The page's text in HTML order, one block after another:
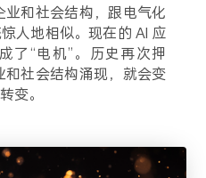
和社会结构，跟电气化
人地相似。现在的 AI 应
了“电机”。历史再次押
社会结构涌现，就会变
变。